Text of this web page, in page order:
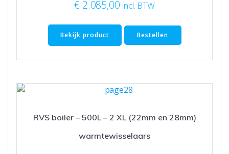
€ 2.085,00 incl. BTW
Bekijk product Bestellen
RVS boiler – 500L – 2 XL (22mm en 28mm)
warmtewisselaars